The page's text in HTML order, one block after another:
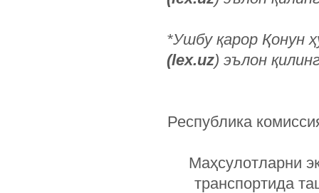
*Ушбу қарор Қонун
(lex.uz) эълон
Республика
Маҳсулотларни
транспортида